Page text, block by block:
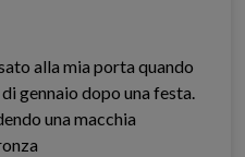
alla mia porta quando
gennaio dopo una festa.
una macchia